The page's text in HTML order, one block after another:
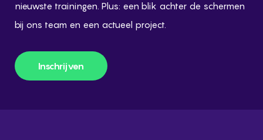
nieuwste trainingen. Plus: een blik achter de schermen
bij ons team en een actueel project.
Inschrijven